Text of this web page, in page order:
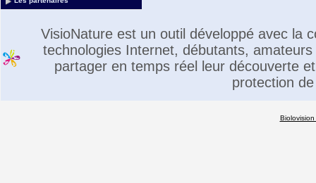
VisioNature est un outil développé avec la
technologies Internet, débutants,
partager en temps réel leur découverte
protection
Biolovision